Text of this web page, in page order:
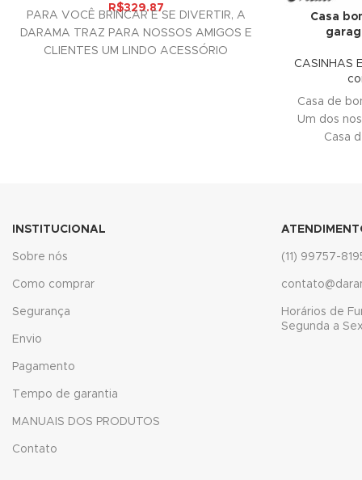
panel
Panel
oku
Panel
panel
R$329.87
PARA VOCÊ BRINCAR E SE DIVERTIR, A
DARAMA TRAZ PARA NOSSOS AMIGOS E
CLIENTES UM LINDO ACESSÓRIO
Casa
CASINHAS
Casa de
Um dos
Casa
INSTITUCIONAL
Sobre nós
Como comprar
Segurança
Envio
Pagamento
Tempo de garantia
MANUAIS DOS PRODUTOS
Contato
(11) 99757-
Horários de
Segunda a